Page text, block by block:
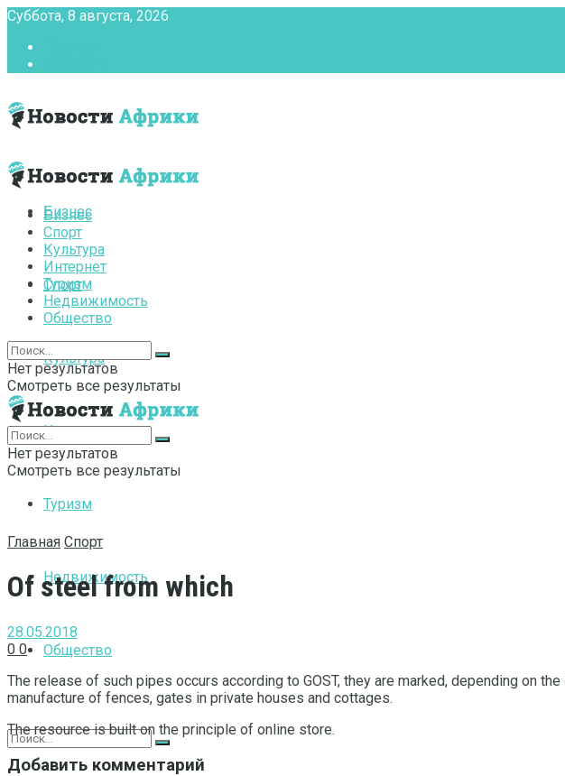
Суббота, 8 августа, 2026
Бизнес
Спорт
Культура
Интернет
Туризм
Недвижимость
Общество
Бизнес
Спорт
Культура
Интернет
Туризм
Недвижимость
Общество
Нет результатов
Смотреть все результаты
Нет результатов
Смотреть все результаты
Главная Спорт
Of steel from which
28.05.2018
0 0
The release of such pipes occurs according to GOST, they are marked, depending on
manufacture of fences, gates in private houses and cottages.
The resource is built on the principle of online store.
Добавить комментарий